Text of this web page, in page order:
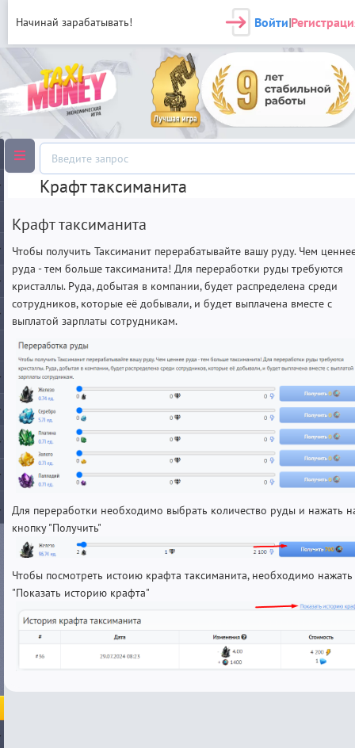
Начинай зарабатывать! Войти|
Крафт таксиманита
Крафт таксиманита
Чтобы получить Таксиманит перерабатывайте вашу руду. Чем
руда - тем больше таксиманита! Для переработки руды требуются
кристаллы. Руда, добытая в компании, будет распределена среди
сотрудников, которые её добывали, и будет выплачена вместе с
выплатой зарплаты сотрудникам.
Для переработки необходимо выбрать количество руды и нажать
кнопку "Получить"
Чтобы посмотреть истоию крафта таксиманита, необходимо
"Показать историю крафта"